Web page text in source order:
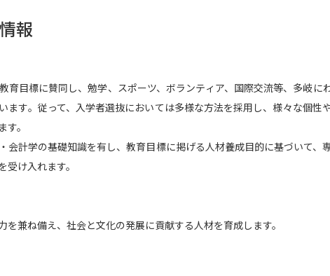
新学年スタート号特集ペ
報
育目標に賛同し、勉学、スポーツ、ボランティア、国際交流等、多岐に
ます。従って、入学者選抜においては多様な方法を採用し、様々な個性
。
会計学の基礎知識を有し、教育目標に掲げる人材養成目的に基づいて、
け入れます。
兼ね備え、社会と文化の発展に貢献する人材を育成します。